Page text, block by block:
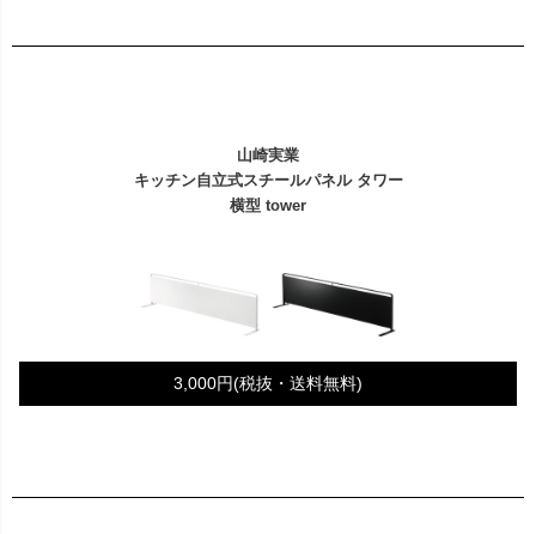
山崎実業
キッチン自立式スチールパネル タワー
横型 tower
3,000円(税抜・送料無料)